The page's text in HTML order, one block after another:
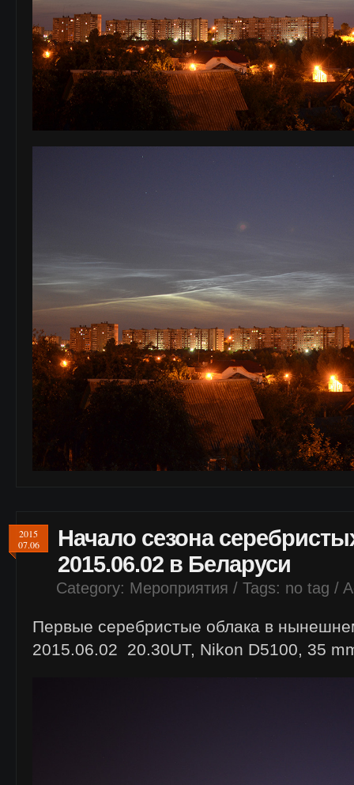
2015
07.06
Начало сезона
2015.06.02 в Беларуси
Category: Мероприятия / Tags: no tag /
Первые серебристые облака в
2015.06.02 20.30UT, Nikon D5100, 35